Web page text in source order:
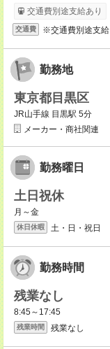
交通費別途支給あり
交通費 ※交通費別途支給
勤務地
東京都目黒区
JR山手線 目黒駅 5分
メーカー・商社関連
勤務曜日
土日祝休
月～金
休日休暇 土・日・祝日
勤務時間
残業なし
8:45～17:45
残業時間 残業なし